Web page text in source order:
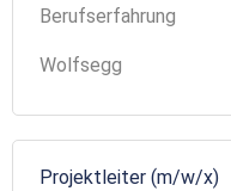
Berufserfahrung
Wolfsegg
Projektleiter (m/w/x)